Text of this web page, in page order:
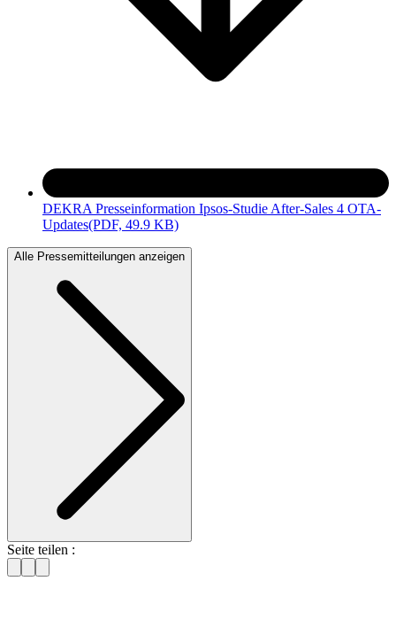
DEKRA Presseinformation Ipsos-Studie After-Sales 4 OTA-
Updates(PDF, 49.9 KB)
Alle Pressemitteilungen anzeigen
Seite teilen :